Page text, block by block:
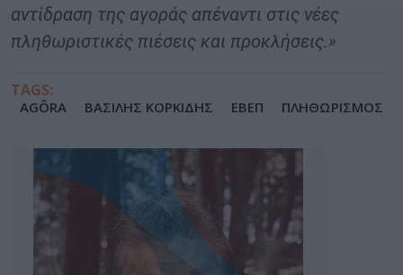
αντίδραση της αγοράς απέναντι στις νέες
πληθωριστικές πιέσεις και προκλήσεις.»
TAGS:
AGÔRA ΒΑΣΙΛΗΣ ΚΟΡΚΙΔΗΣ ΕΒΕΠ ΠΛΗΘΩΡΙΣΜΟΣ